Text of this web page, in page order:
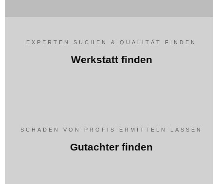
EXPERTEN SUCHEN & QUALITÄT FINDEN
Werkstatt finden
SCHADEN VON PROFIS ERMITTELN LASSEN
Gutachter finden